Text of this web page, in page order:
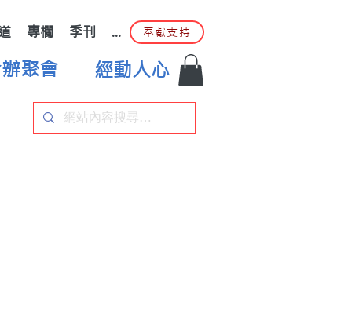
專欄 季刊 ... 奉獻支持
聚會 經動人心